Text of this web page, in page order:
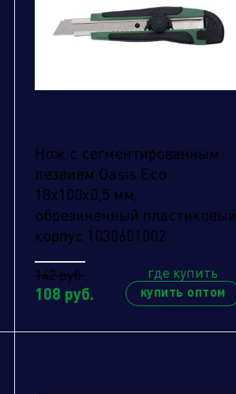
Нож с сегментированным
лезвием Oasis Eco
18х100х0,5 мм,
обрезиненный пластиковый
корпус 1030601002
142 руб.
108 руб.
где купить
купить оптом